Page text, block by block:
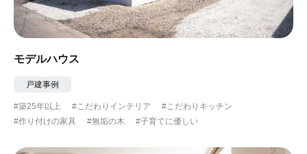
モデルハウス
戸建事例
#築25年以上 #こだわりインテリア
#こだわりキッチン
#作り付けの家具
#無垢の木 #子育てに優しい